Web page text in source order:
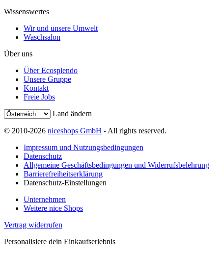
Wissenswertes
Wir und unsere Umwelt
Waschsalon
Über uns
Über Ecosplendo
Unsere Gruppe
Kontakt
Freie Jobs
Land ändern
© 2010-2026 niceshops GmbH - All rights reserved.
Impressum und Nutzungsbedingungen
Datenschutz
Allgemeine Geschäftsbedingungen und Widerrufsbelehrung
Barrierefreiheitserklärung
Datenschutz-Einstellungen
Unternehmen
Weitere nice Shops
Vertrag widerrufen
Personalisiere dein Einkaufserlebnis